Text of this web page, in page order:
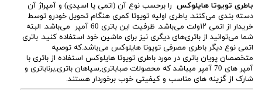
باطری تویوتا هایلوکس را برحسب نوع آن (اتمی یا اسیدی) و آمپراژ آن
دسته بندی می‌کنند. باطری اولیه تویوتا کمری هنگام تحویل خودرو توسط
خریدار از اتمی ۱۲ولت می‌باشد. ظرفیت این باتری 60 آمپر می‌باشد. البته
شما می‌توانید از باتری‌های دیگری نیز برای ماشین خود استفاده کنید. باتری
اتمی نوع دیگر باطری مصرفی تویوتا هایلوکس می‌باشد.که توصیه
متخصصان پویان باتری در مورد باطری تویوتا هایلوکس استفاده از باتری با
آمپر های 70 آمپر میباشد که محصولات صباباتری,سپاهان باتری,برناباتری و
شارک از گزینه های مناسب و کیفیتی خوب برخوردار هستند.